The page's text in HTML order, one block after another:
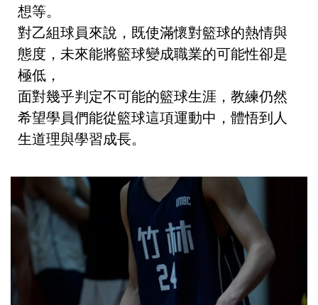
想等。
對乙組球員來說，既使滿懷對籃球的熱情與
態度， 未來能將籃球變成職業的可能性卻是
極低，
面對幾乎判定不可能的籃球生涯，教練仍然
希望學員們能從籃球這項運動中，體悟到人
生道理與學習成長。